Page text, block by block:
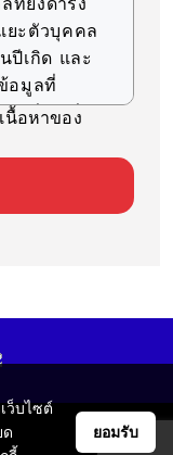
ยะตัวบุคคล
ปีเกิด และ
อมูลที่
เทียบเคียง
สามารถ
คลตราบ
ต่อไปนี้
นื้อหาของ
ว็บไซต์
ด
ยอมรับ